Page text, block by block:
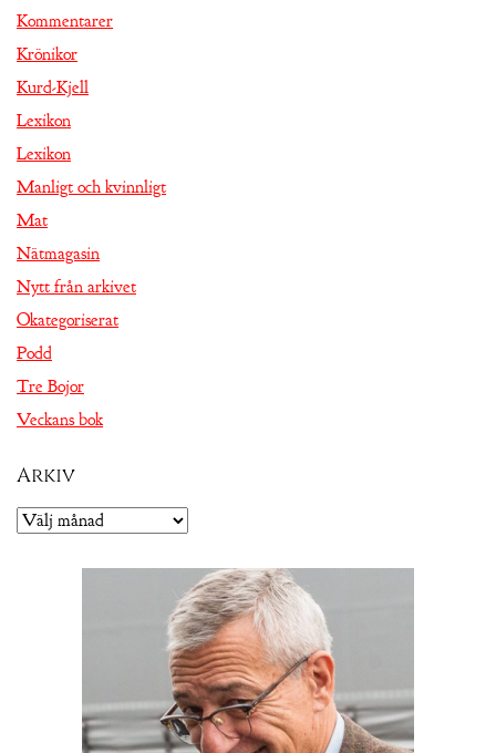
Kommentarer
Krönikor
Kurd-Kjell
Lexikon
Lexikon
Manligt och kvinnligt
Mat
Nätmagasin
Nytt från arkivet
Okategoriserat
Podd
Tre Bojor
Veckans bok
Arkiv
Arkiv